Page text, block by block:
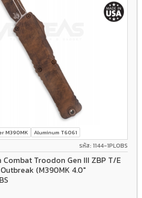
M390MK Aluminum T6061
รหัส: 1144-1PLOBS
Troodon Gen III ZBP T/E
(M390MK 4.0"